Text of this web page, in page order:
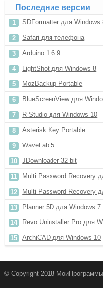
Последние версии
SDFormatter для Windows
Safari для телефона
Arduino 1.6.9
LightShot для Windows 8
MozBackup Portable
BlueScreenView для
R-Studio для Windows 10
Asterisk Key Portable
WaveLab 5
JDownloader 32 bit
Multi Password Recovery
Multi Password Recovery
Planner 5D для Windows 7
Revo Uninstaller Pro для
ArchiCAD для Windows 10
© Copyright 2018 МоиПрограммы